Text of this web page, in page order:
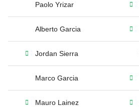
Paolo Yrizar
Alberto Garcia
Jordan Sierra
Marco Garcia
Mauro Lainez